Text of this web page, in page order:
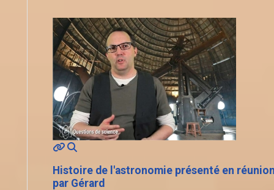
Histoire de l'astronomie présenté en
par Gérard